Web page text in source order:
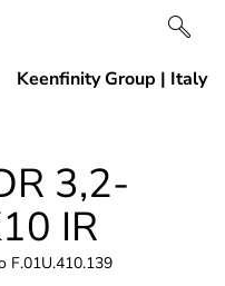
3,2-
IR
F.01U.410.139